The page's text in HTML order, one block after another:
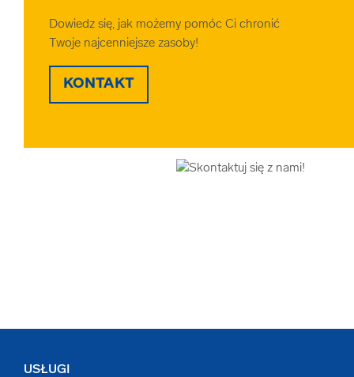
Dowiedz się, jak możemy pomóc Ci chronić
Twoje najcenniejsze zasoby!
KONTAKT
USŁUGI